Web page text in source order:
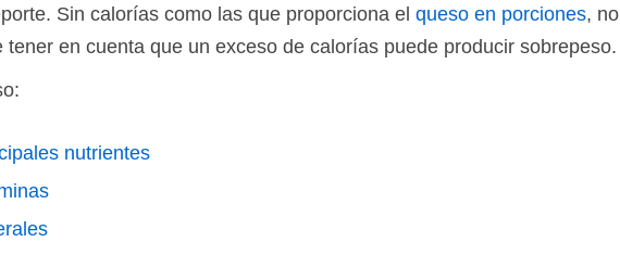
Sin calorías como las que proporciona el queso en porciones, no
en cuenta que un exceso de calorías puede producir sobrepeso.
nutrientes